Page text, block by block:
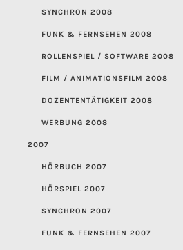
SYNCHRON 2008
FUNK & FERNSEHEN 2008
ROLLENSPIEL / SOFTWARE 2008
FILM / ANIMATIONSFILM 2008
DOZENTENTÄTIGKEIT 2008
WERBUNG 2008
2007
HÖRBUCH 2007
HÖRSPIEL 2007
SYNCHRON 2007
FUNK & FERNSEHEN 2007